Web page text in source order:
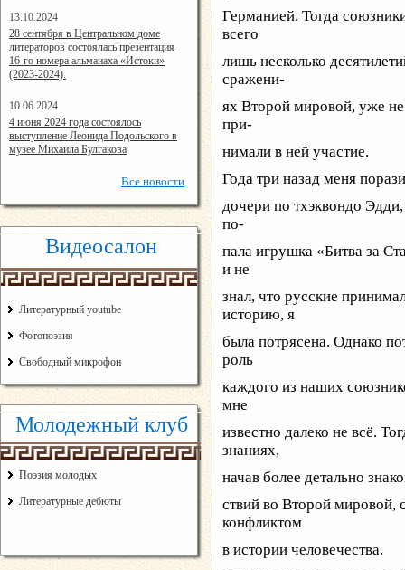
13.10.2024
14:08:11
28 сентября в Центральном доме
литераторов состоялась презентация
16-го номера альманаха «Истоки»
(2023-2024).
10.06.2024
15:02:44
4 июня 2024 года состоялось
выступление Леонида Подольского в
музее Михаила Булгакова
Все новости
Видеосалон
Литературный youtube
Фотопоэзия
Свободный микрофон
Молодежный клуб
Поэзия молодых
Литературные дебюты
Германией. Тогда
всего
лишь несколько
сражени-
ях Второй мировой, уже не
при-
нимали в ней участие.
Года три назад меня
дочери по тхэквондо
по-
пала игрушка «Битва за
и не
знал, что русские
историю, я
была потрясена. Однако
роль
каждого из наших
мне
известно далеко не всё.
знаниях,
начав более детально
ствий во Второй
конфликтом
в истории человечества.